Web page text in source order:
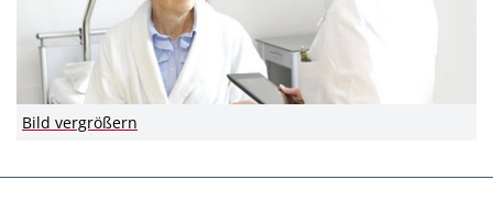
Bild vergrößern